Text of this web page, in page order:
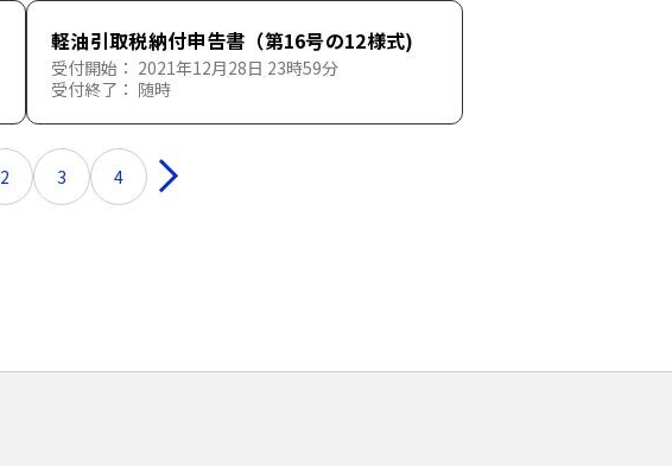
軽油引取税納付申告書（第16号の12様式)
受付開始： 2021年12月28日 23時59分
受付終了： 随時
2 3 4